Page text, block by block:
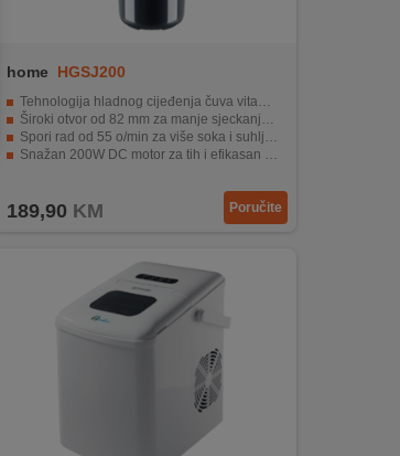
home HGSJ200
Tehnologija hladnog cijeđenja čuva vitamine i enzime
Široki otvor od 82 mm za manje sjeckanja i brži rad
Spori rad od 55 o/min za više soka i suhlja vlakna
Snažan 200W DC motor za tih i efikasan rad
189,90 KM Poručite